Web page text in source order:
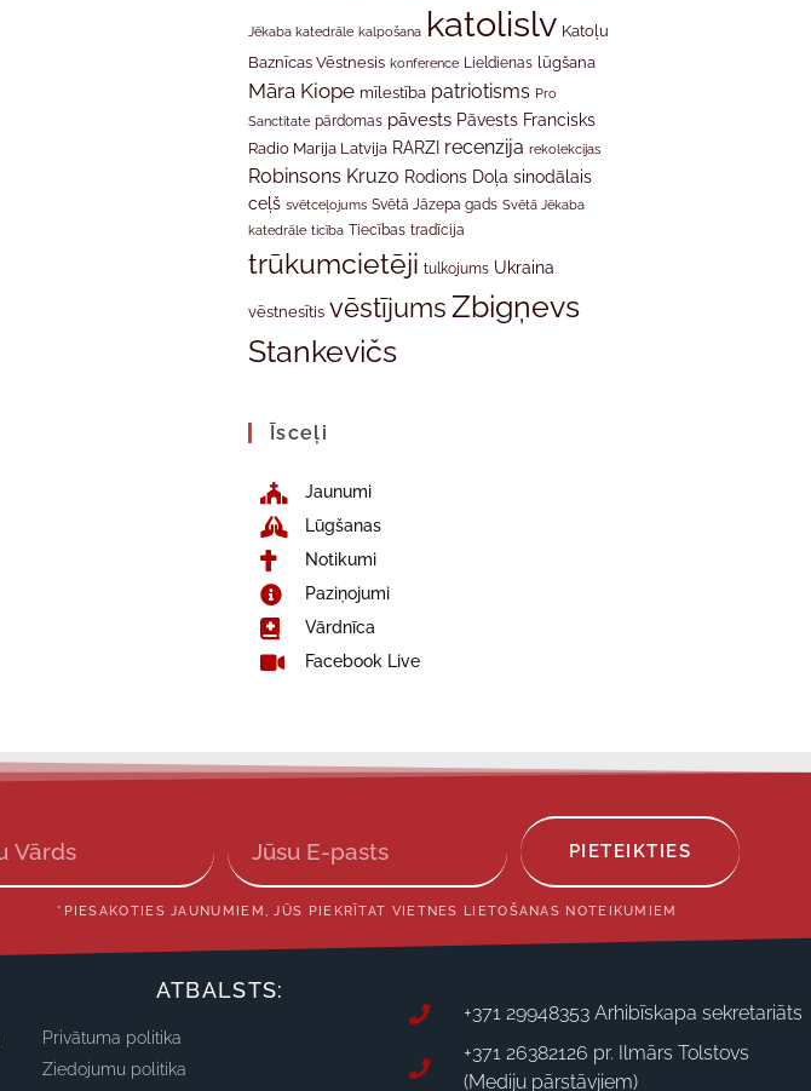
Jēkaba katedrāle kalpošana katolislv Katoļu
Baznīcas Vēstnesis konference Lieldienas lūgšana
Māra Kiope mīlestība patriotisms Pro
Sanctitate pārdomas pāvests Pāvests Francisks
Radio Marija Latvija RARZI recenzija rekolekcijas
Robinsons Kruzo Rodions Doļa sinodālais
ceļš svētceļojums Svētā Jāzepa gads Svētā Jēkaba
katedrāle ticība Tiecības tradīcija
trūkumcietēji tulkojums Ukraina
vēstnesītis vēstījumsZbigņevs
Stankevičs
Īsceļi
Jaunumi
Lūgšanas
Notikumi
Paziņojumi
Vārdnīca
Facebook Live
PIETEIKTIES
*PIESAKOTIES JAUNUMIEM, JŪS PIEKRĪTAT VIETNES LIETOŠANAS NOTEIKUMIEM
ATBALSTS:
Privātuma politika
Ziedojumu politika
+371 29948353 Arhibīskapa sekretariāts
+371 26382126 pr. Ilmārs Tolstovs
(Mediju pārstāvjiem)